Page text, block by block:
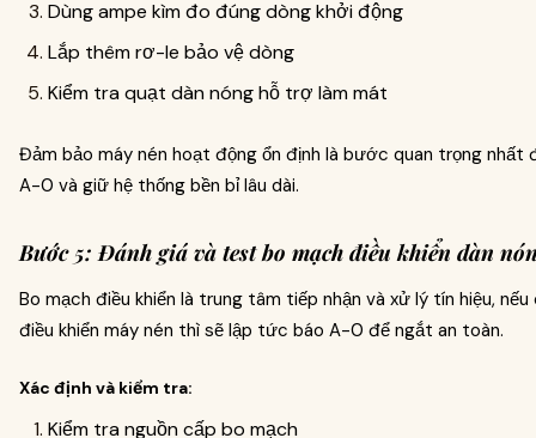
Dùng ampe kìm đo đúng dòng khởi động
Lắp thêm rơ-le bảo vệ dòng
Kiểm tra quạt dàn nóng hỗ trợ làm mát
Đảm bảo máy nén hoạt động ổn định là bước quan trọng nhất
A-0 và giữ hệ thống bền bỉ lâu dài.
Bước 5: Đánh giá và test bo mạch điều khiển dàn
Bo mạch điều khiển là trung tâm tiếp nhận và xử lý tín hiệu, nếu
điều khiển máy nén thì sẽ lập tức báo A-0 để ngắt an toàn.
Xác định và kiểm tra:
Kiểm tra nguồn cấp bo mạch